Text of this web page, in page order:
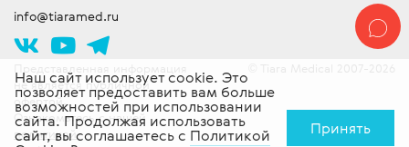
info@tiaramed.ru
не является публичной
офертой.
Ознакомьтесь с нашей
политикой
Наш сайт использует cookie. Это
позволяет предоставить вам больше
возможностей при использовании
сайта. Продолжая использовать
сайт, вы соглашаетесь с Политикой Принять